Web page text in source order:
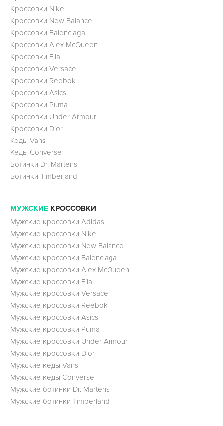
Кроссовки Nike
Кроссовки New Balance
Кроссовки Balenciaga
Кроссовки Alex McQueen
Кроссовки Fila
Кроссовки Versace
Кроссовки Reebok
Кроссовки Asics
Кроссовки Puma
Кроссовки Under Armour
Кроссовки Dior
Кеды Vans
Кеды Converse
Ботинки Dr. Martens
Ботинки Timberland
МУЖСКИЕ КРОССОВКИ
Мужские кроссовки Adidas
Мужские кроссовки Nike
Мужские кроссовки New Balance
Мужские кроссовки Balenciaga
Мужские кроссовки Alex McQueen
Мужские кроссовки Fila
Мужские кроссовки Versace
Мужские кроссовки Reebok
Мужские кроссовки Asics
Мужские кроссовки Puma
Мужские кроссовки Under Armour
Мужские кроссовки Dior
Мужские кеды Vans
Мужские кеды Converse
Мужские ботинки Dr. Martens
Мужские ботинки Timberland